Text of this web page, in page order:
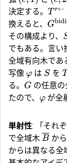
決定する。 T r←
換えると、 G
その構成より、
でもある。言い
全域有向木であ
写像 φ は S をT
る。 G の任意
たので、 φ が全
単射性: 「それ
で全域木 B か
からは異なる全